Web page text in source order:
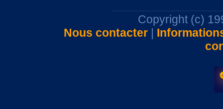
Copyright (c)
Nous contacter|